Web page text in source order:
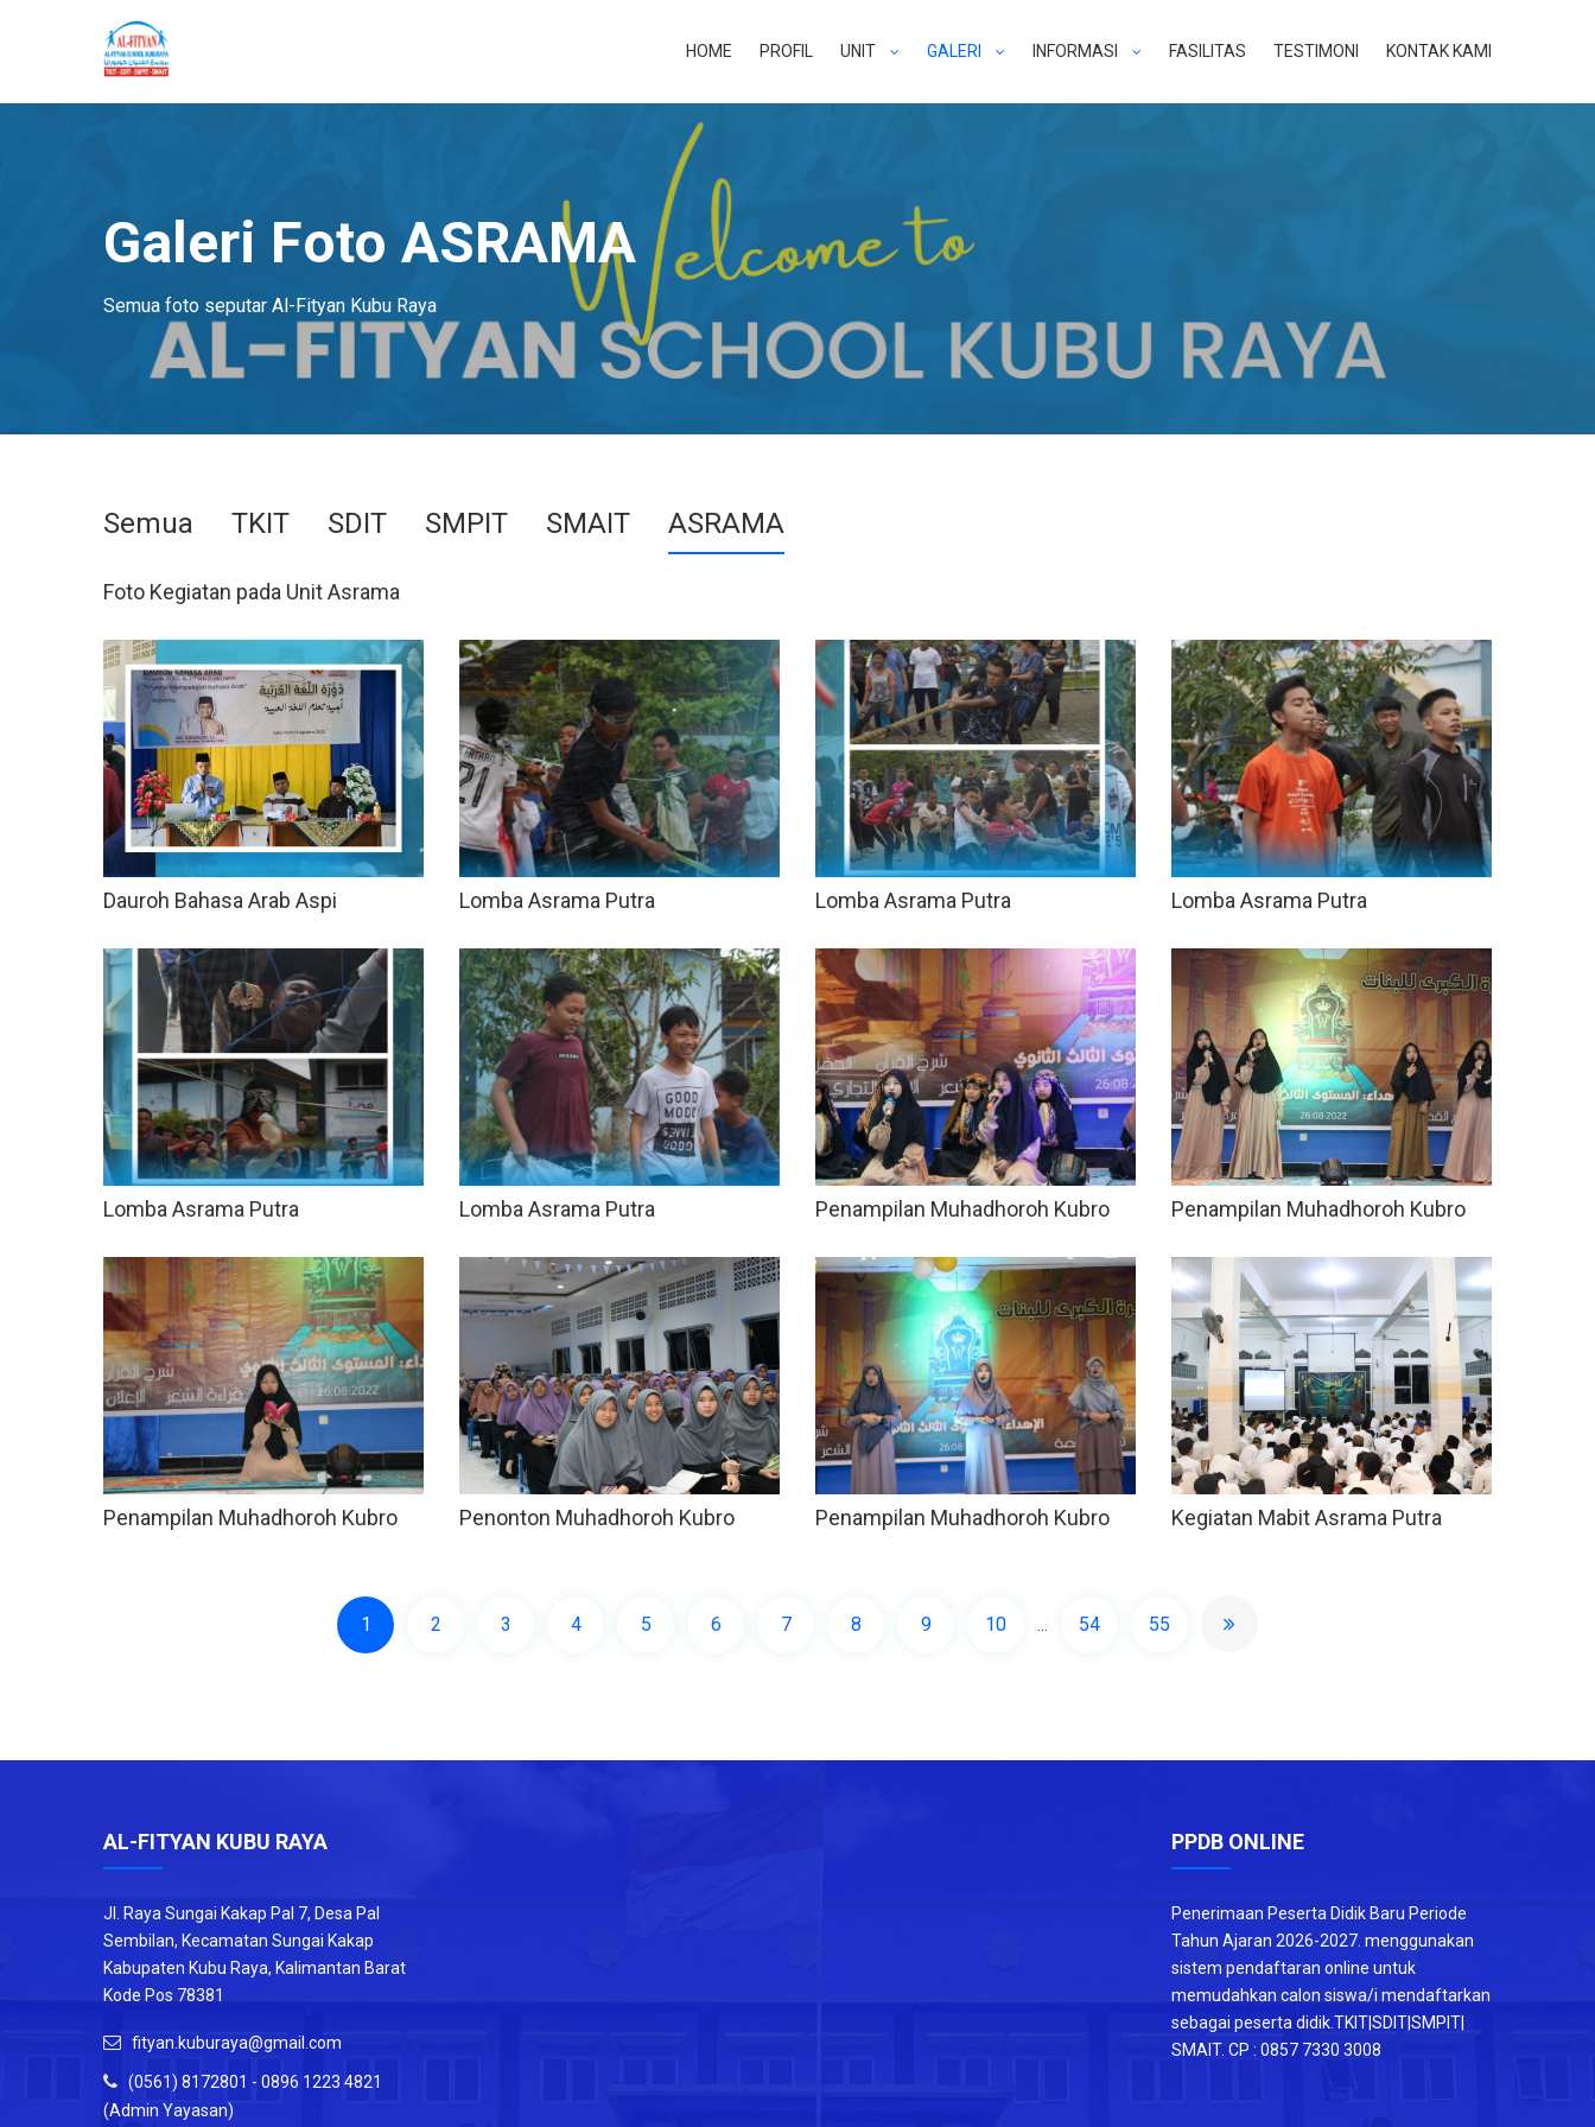
HOME PROFIL UNIT GALERI INFORMASI FASILITAS TESTIMONI KONTAK KAMI
Galeri Foto ASRAMA
Semua foto seputar Al-Fityan Kubu Raya
Semua TKIT SDIT SMPIT SMAIT ASRAMA
Foto Kegiatan pada Unit Asrama
Dauroh Bahasa Arab Aspi Lomba Asrama Putra Lomba Asrama Putra Lomba Asrama Putra
Lomba Asrama Putra Lomba Asrama Putra Penampilan Muhadhoroh Kubro Penampilan Muhadhoroh Kubro
Penampilan Muhadhoroh Kubro Penonton Muhadhoroh Kubro Penampilan Muhadhoroh Kubro Kegiatan Mabit Asrama Putra
1 2 3 4 5 6 7 8 9 10 54 55
AL-FITYAN KUBU RAYA
Jl. Raya Sungai Kakap Pal 7, Desa Pal
Sembilan, Kecamatan Sungai Kakap
Kabupaten Kubu Raya, Kalimantan Barat
Kode Pos 78381
fityan.kuburaya@gmail.com
(0561) 8172801 - 0896 1223 4821
(Admin Yayasan)
PPDB ONLINE
Penerimaan Peserta Didik Baru Periode
Tahun Ajaran 2026-2027. menggunakan
sistem pendaftaran online untuk
memudahkan calon siswa/i mendaftarkan
sebagai peserta didik.TKIT|SDIT|SMPIT|
SMAIT. CP : 0857 7330 3008